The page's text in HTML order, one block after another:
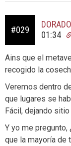
#029
01:34
Ains que el
recogido la
Veremos dentro
que lugares se
Fácil, dejando
Y yo me
que la mayoría de